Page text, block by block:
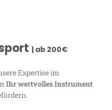
| ab 200€
Expertise im
Ihr wertvolles Instrument